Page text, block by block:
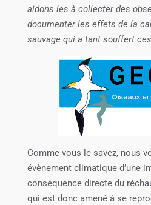
aidons les à collecter des
documenter les effets de la
sauvage qui a tant souffert
Comme vous le savez, nous
évènement climatique d’une
conséquence directe du
qui est donc amené à se